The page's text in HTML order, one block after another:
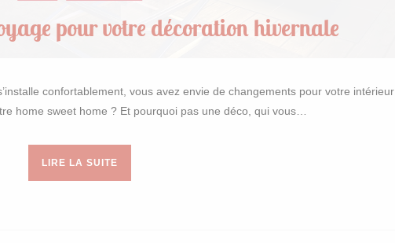
pour votre décoration hivernale
confortablement, vous avez envie de changements pour votre intérieur
home sweet home ? Et pourquoi pas une déco, qui vous…
LIRE LA SUITE